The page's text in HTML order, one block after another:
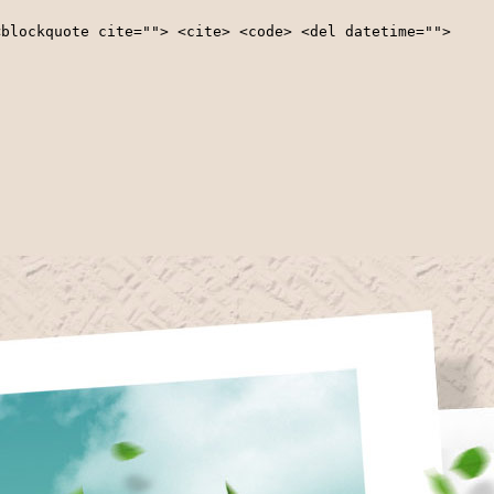
cite=""> <cite> <code> <del datetime="">